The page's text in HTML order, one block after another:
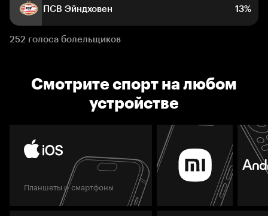
ПСВ Эйндховен 13%
252 голоса болельщиков
Смотрите спорт на любом
устройстве
Планшеты и смартфоны